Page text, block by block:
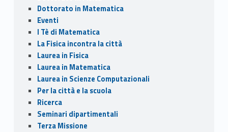
Dottorato in Matematica
Eventi
I Tè di Matematica
La Fisica incontra la città
Laurea in Fisica
Laurea in Matematica
Laurea in Scienze Computazionali
Per la città e la scuola
Ricerca
Seminari dipartimentali
Terza Missione